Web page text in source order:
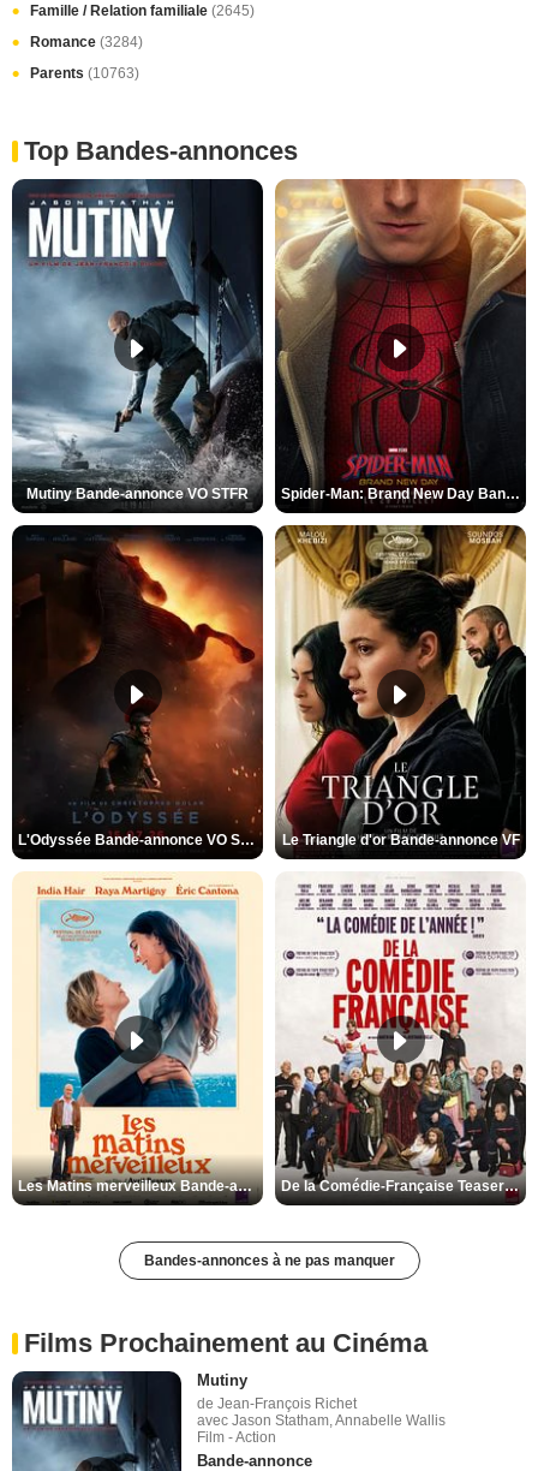
Famille / Relation familiale (2645)
Romance (3284)
Parents (10763)
Top Bandes-annonces
Mutiny Bande-annonce VO STFR Spider-Man: Brand New Day Bande-annonce VO STFR
L'Odyssée Bande-annonce VO STFR Le Triangle d'or Bande-annonce VF
Les Matins merveilleux Bande-annonce VF De la Comédie-Française Teaser VF
Bandes-annonces à ne pas manquer
Films Prochainement au Cinéma
Mutiny
de Jean-François Richet
avec Jason Statham, Annabelle Wallis
Film - Action
Bande-annonce